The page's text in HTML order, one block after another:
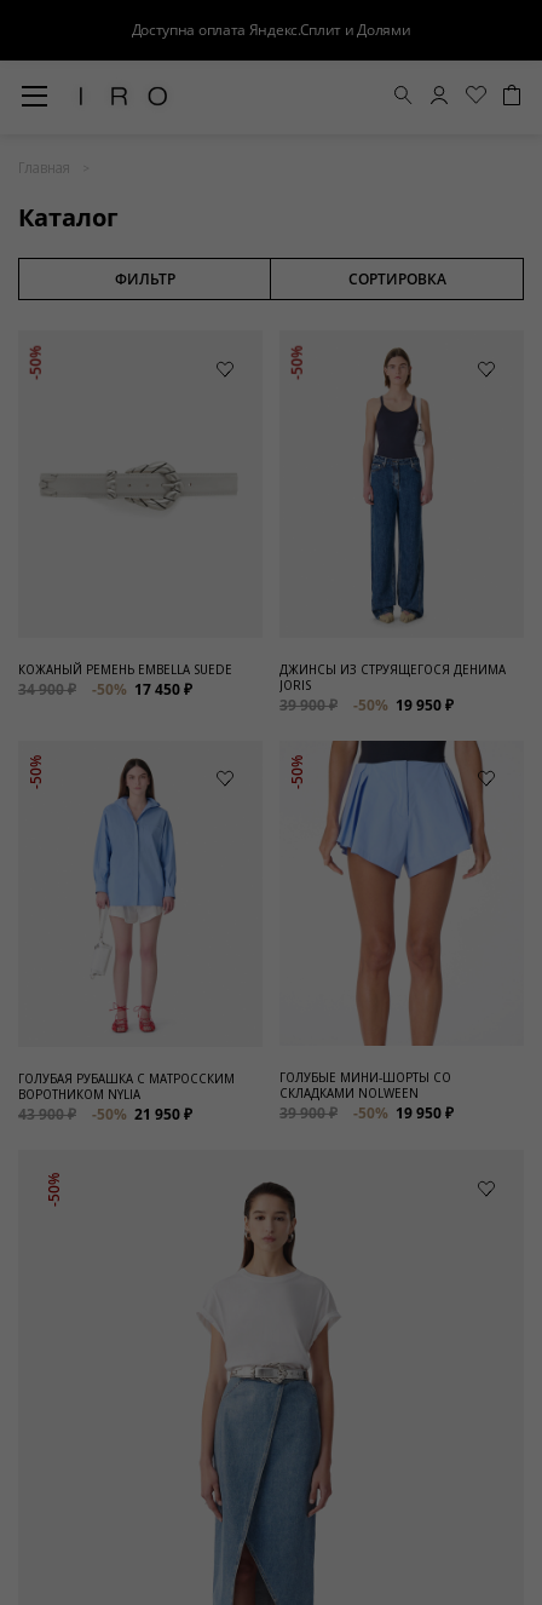
Доступна оплата Яндекс.Сплит и Долями
Главная
Каталог
Распродажа
Для нее
Сумки и аксессуары
ФИЛЬТР СОРТИРОВКА
-50%
КОЖАНЫЙ РЕМЕНЬ EMBELLA SUEDE
34 900 ₽ -50% 17 450 ₽
-50%
ДЖИНСЫ ИЗ СТРУЯЩЕГОСЯ ДЕНИМА
JORIS
39 900 ₽ -50% 19 950 ₽
-50%
ГОЛУБАЯ РУБАШКА С МАТРОССКИМ
ВОРОТНИКОМ NYLIA
43 900 ₽ -50% 21 950 ₽
-50%
ГОЛУБЫЕ МИНИ-ШОРТЫ СО
СКЛАДКАМИ NOLWEEN
39 900 ₽ -50% 19 950 ₽
-50%